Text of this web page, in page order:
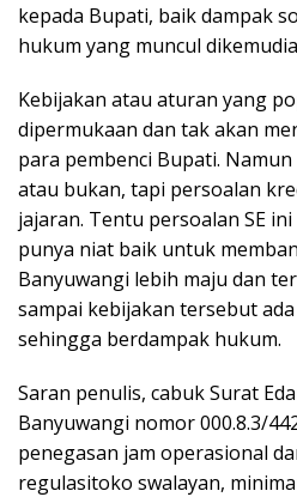
kepada Bupati, baik dampak
hukum yang muncul
Kebijakan atau aturan yang
dipermukaan dan tak akan
para pembenci Bupati.
atau bukan, tapi persoalan
jajaran. Tentu persoalan SE
punya niat baik untuk
Banyuwangi lebih maju dan
sampai kebijakan tersebut
sehingga berdampak hukum.
Saran penulis, cabuk Surat
Banyuwangi nomor 000.8.3/
penegasan jam operasional
regulasitoko swalayan,